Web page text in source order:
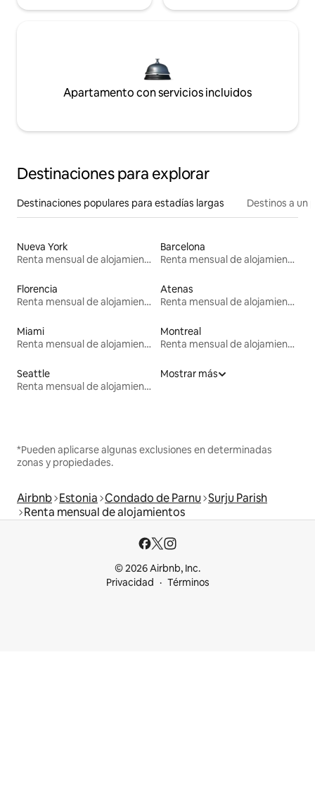
Apartamento con servicios incluidos
Destinaciones para explorar
Destinaciones populares para estadías largas Destinos a un
Nueva York
Renta mensual de alojamientos
Barcelona
Renta mensual de alojamientos
Florencia
Renta mensual de alojamientos
Atenas
Renta mensual de alojamientos
Miami
Renta mensual de alojamientos
Montreal
Renta mensual de alojamientos
Seattle
Renta mensual de alojamientos
Mostrar más
*Pueden aplicarse algunas exclusiones en determinadas
zonas y propiedades.
Airbnb Estonia Condado de Parnu Surju Parish
Renta mensual de alojamientos
© 2026 Airbnb, Inc.
Privacidad
Términos